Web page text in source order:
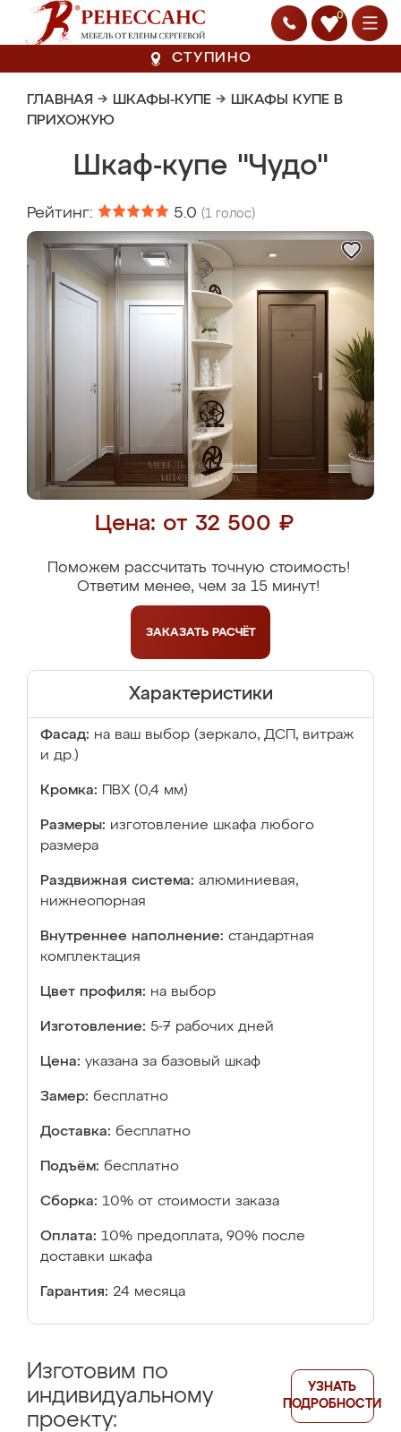
0
СТУПИНО
ГЛАВНАЯ → ШКАФЫ-КУПЕ → ШКАФЫ КУПЕ В
ПРИХОЖУЮ
Шкаф-купе "Чудо"
Рейтинг: 5.0 (1 голос)
Цена: от 32 500 ₽
Поможем рассчитать точную стоимость!
Ответим менее, чем за 15 минут!
ЗАКАЗАТЬ РАСЧЁТ
Характеристики
Фасад: на ваш выбор (зеркало, ДСП, витраж
и др.)
Кромка: ПВХ (0,4 мм)
Размеры: изготовление шкафа любого
размера
Раздвижная система: алюминиевая,
нижнеопорная
Внутреннее наполнение: стандартная
комплектация
Цвет профиля: на выбор
Изготовление: 5-7 рабочих дней
Цена: указана за базовый шкаф
Замер: бесплатно
Доставка: бесплатно
Подъём: бесплатно
Сборка: 10% от стоимости заказа
Оплата: 10% предоплата, 90% после
доставки шкафа
Гарантия: 24 месяца
Изготовим по
индивидуальному
проекту:
УЗНАТЬ
ПОДРОБНОСТИ